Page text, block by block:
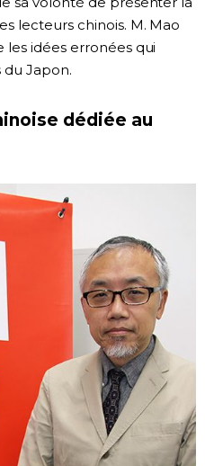
lecteurs chinois. M. Mao
idées erronées qui
Japon.
dédiée au